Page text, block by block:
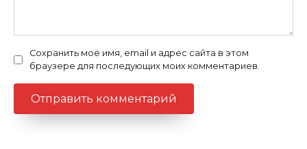
Сохранить моё имя, email и адрес сайта в этом
браузере для последующих моих комментариев.